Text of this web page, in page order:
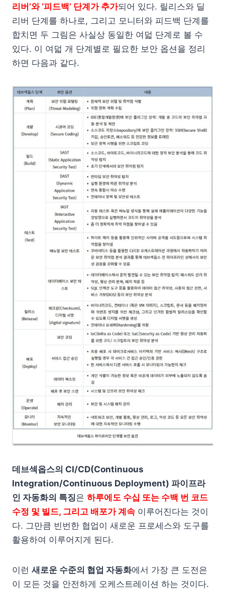
리버’와 ‘피드백’ 단계가 추가되어 있다. 릴리스와 딜
리버 단계를 하나로, 그리고 모니터와 피드백 단계를
합치면 두 그림은 사실상 동일한 여덟 단계로 볼 수
있다. 이 여덟 개 단계별로 필요한 보안 옵션을 정리
하면 다음과 같다.
데브섹옵스의 CI/CD(Continuous
Integration/Continuous Deployment) 파이프라
인 자동화의 특징은 하루에도 수십 또는 수백 번 코드
수정 및 빌드, 그리고 배포가 계속 이루어진다는 것이
다. 그만큼 빈번한 협업이 새로운 프로세스와 도구를
활용하여 이루어지게 된다.
이런 새로운 수준의 협업 자동화에서 가장 큰 도전은
이 모든 것을 안전하게 오케스트레이션 하는 것이다.